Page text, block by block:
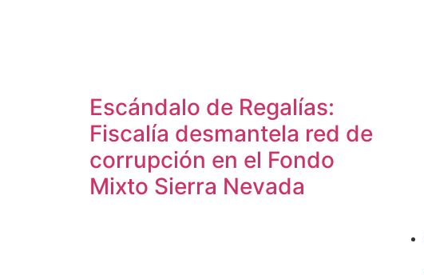
Escándalo de Regalías:
Fiscalía desmantela red de
corrupción en el Fondo
Mixto Sierra Nevada